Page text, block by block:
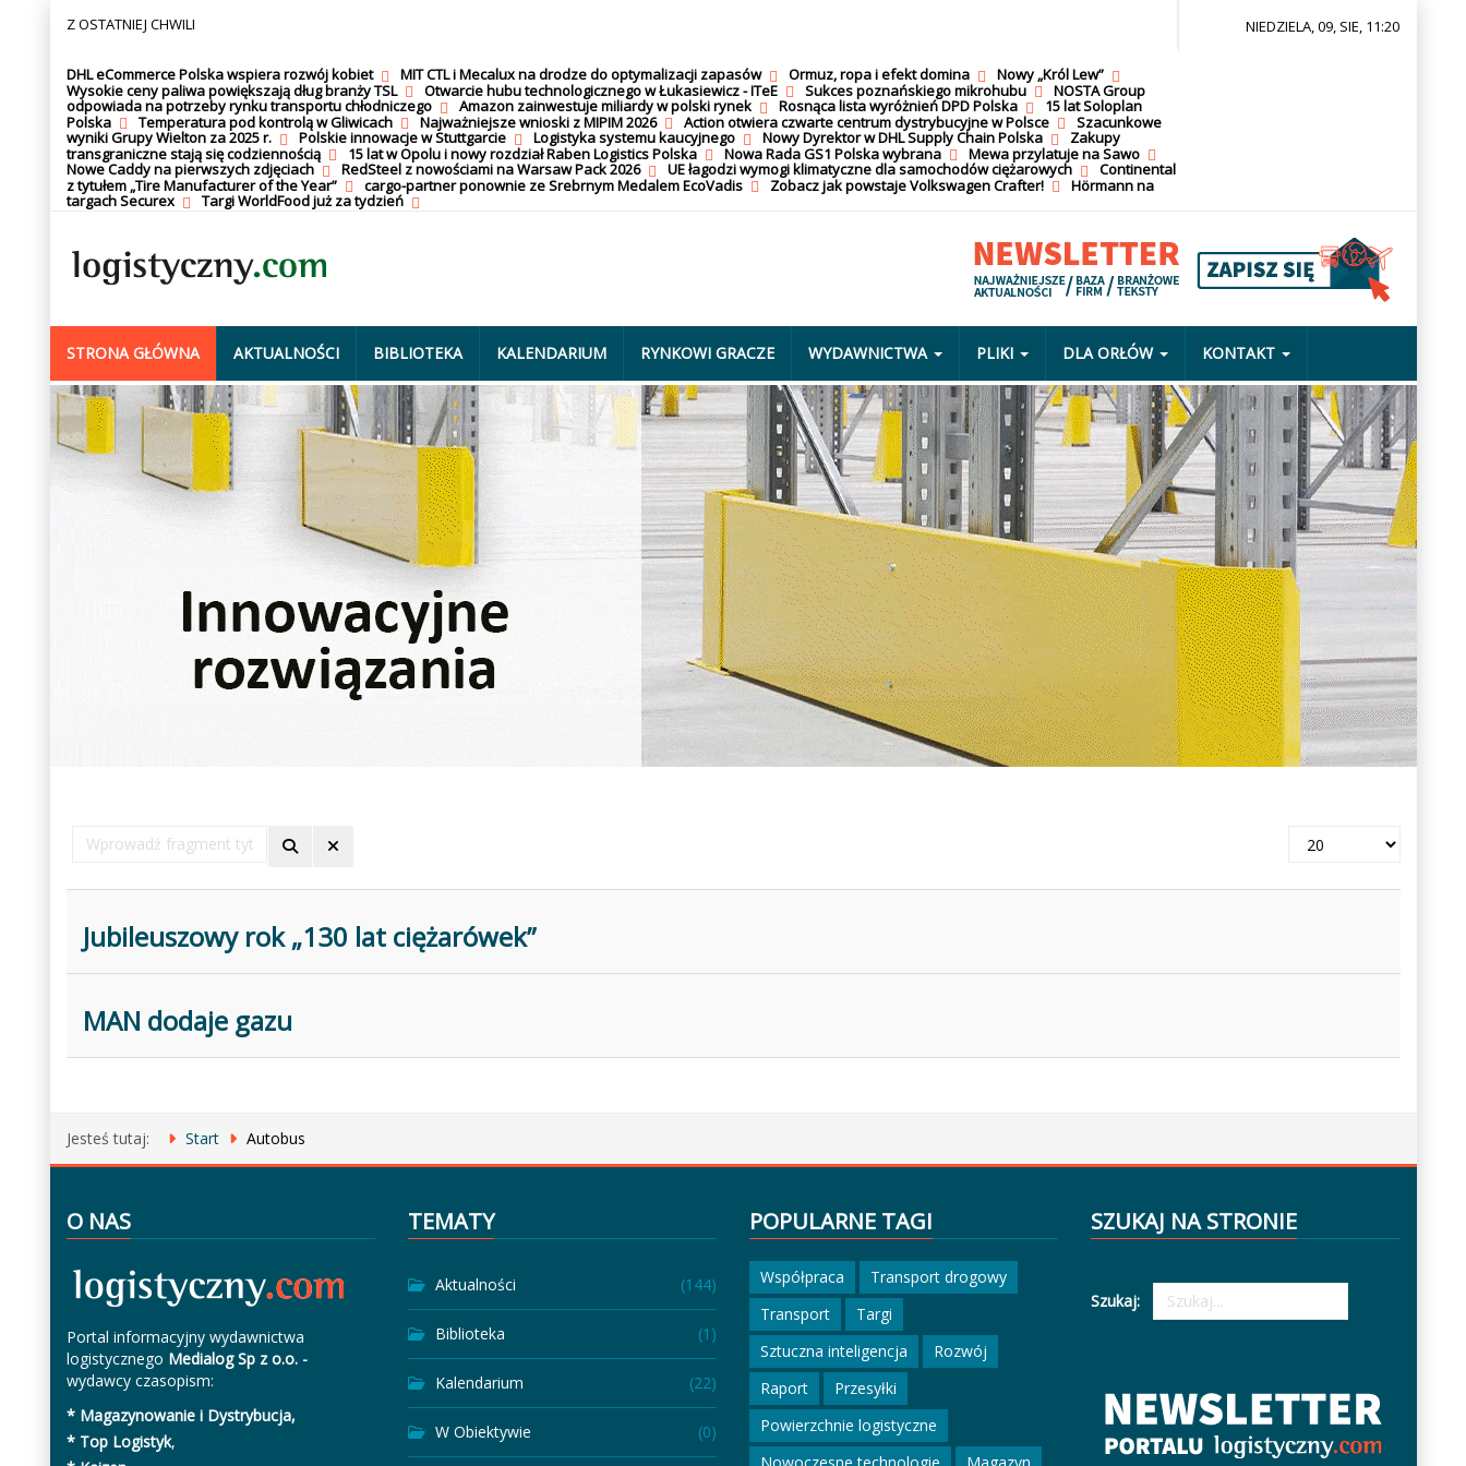
Z OSTATNIEJ CHWILI
DHL eCommerce Polska wspiera rozwój kobiet MIT CTL i Mecalux na drodze do optymalizacji zapasów Ormuz, ropa i efekt domina
Nowy „Król Lew”
Wysokie ceny paliwa powiększają dług branży TSL
Otwarcie hubu technologicznego w Łukasiewicz - ITeE Sukces poznańskiego mikrohubu
NOSTA Group
odpowiada na potrzeby rynku transportu chłodniczego
Amazon zainwestuje miliardy w polski rynek Rosnąca lista wyróżnień DPD Polska
15 lat Soloplan
Polska
Temperatura pod kontrolą w Gliwicach Najważniejsze wnioski z MIPIM 2026 Action otwiera czwarte centrum dystrybucyjne w Polsce
Szacunkowe
wyniki Grupy Wielton za 2025 r.
Polskie innowacje w Stuttgarcie Logistyka systemu kaucyjnego Nowy Dyrektor w DHL Supply Chain Polska
Zakupy
transgraniczne stają się codziennością
15 lat w Opolu i nowy rozdział Raben Logistics Polska Nowa Rada GS1 Polska wybrana
Mewa przylatuje na Sawo
Nowe Caddy na pierwszych zdjęciach
RedSteel z nowościami na Warsaw Pack 2026 UE łagodzi wymogi klimatyczne dla samochodów ciężarowych
Continental
z tytułem „Tire Manufacturer of the Year”
cargo-partner ponownie ze Srebrnym Medalem EcoVadis Zobacz jak powstaje Volkswagen Crafter!
Hörmann na
targach Securex
Targi WorldFood już za tydzień
NIEDZIELA, 09, SIE, 11:20
STRONA GŁÓWNA AKTUALNOŚCI BIBLIOTEKA KALENDARIUM RYNKOWI GRACZE WYDAWNICTWA PLIKI DLA ORŁÓW KONTAKT
Wprowadź
fragment
Pokaż
Jubileuszowy rok „130 lat ciężarówek”
MAN dodaje gazu
Jesteś tutaj: Start Autobus
O NAS
Portal informacyjny wydawnictwa
logistycznego Medialog Sp z o.o. -
wydawcy czasopism:
* Magazynowanie i Dystrybucja,
* Top Logistyk,
TEMATY
Aktualności (144)
Biblioteka (1)
Kalendarium (22)
W Obiektywie (0)
POPULARNE TAGI
Współpraca
Transport drogowy
Transport
Targi
Sztuczna inteligencja
Rozwój
Raport
Przesyłki
Powierzchnie logistyczne
Nowoczesne technologie
Magazyn
SZUKAJ NA STRONIE
Szukaj: